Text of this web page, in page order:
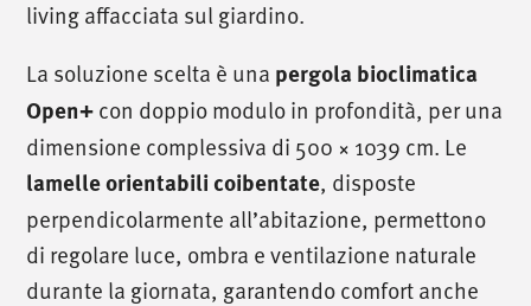
living affacciata sul giardino.
La soluzione scelta è una pergola bioclimatica
Open+con doppio modulo in profondità, per una
dimensione complessiva di 500 × 1039 cm. Le
lamelle orientabili coibentate, disposte
perpendicolarmente all’abitazione, permettono
di regolare luce, ombra e ventilazione naturale
durante la giornata, garantendo comfort anche